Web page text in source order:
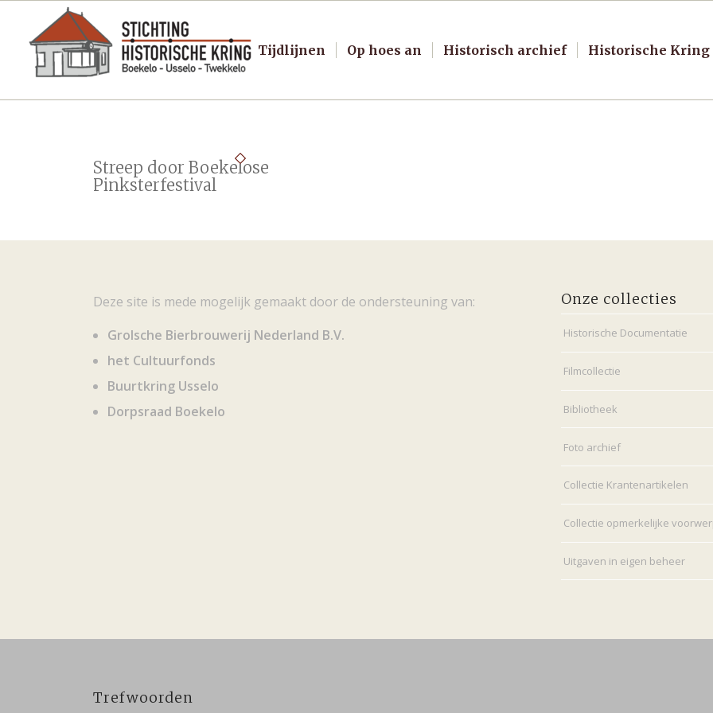
Tijdlijnen Op hoes an Historisch archief Historische Kring
Streep door Boekelose
Pinksterfestival
Deze site is mede mogelijk gemaakt door de ondersteuning van:
Grolsche Bierbrouwerij Nederland B.V.
het Cultuurfonds
Buurtkring Usselo
Dorpsraad Boekelo
Onze collecties
Historische Documentatie
Filmcollectie
Bibliotheek
Foto archief
Collectie Krantenartikelen
Collectie opmerkelijke
Uitgaven in eigen beheer
Trefwoorden